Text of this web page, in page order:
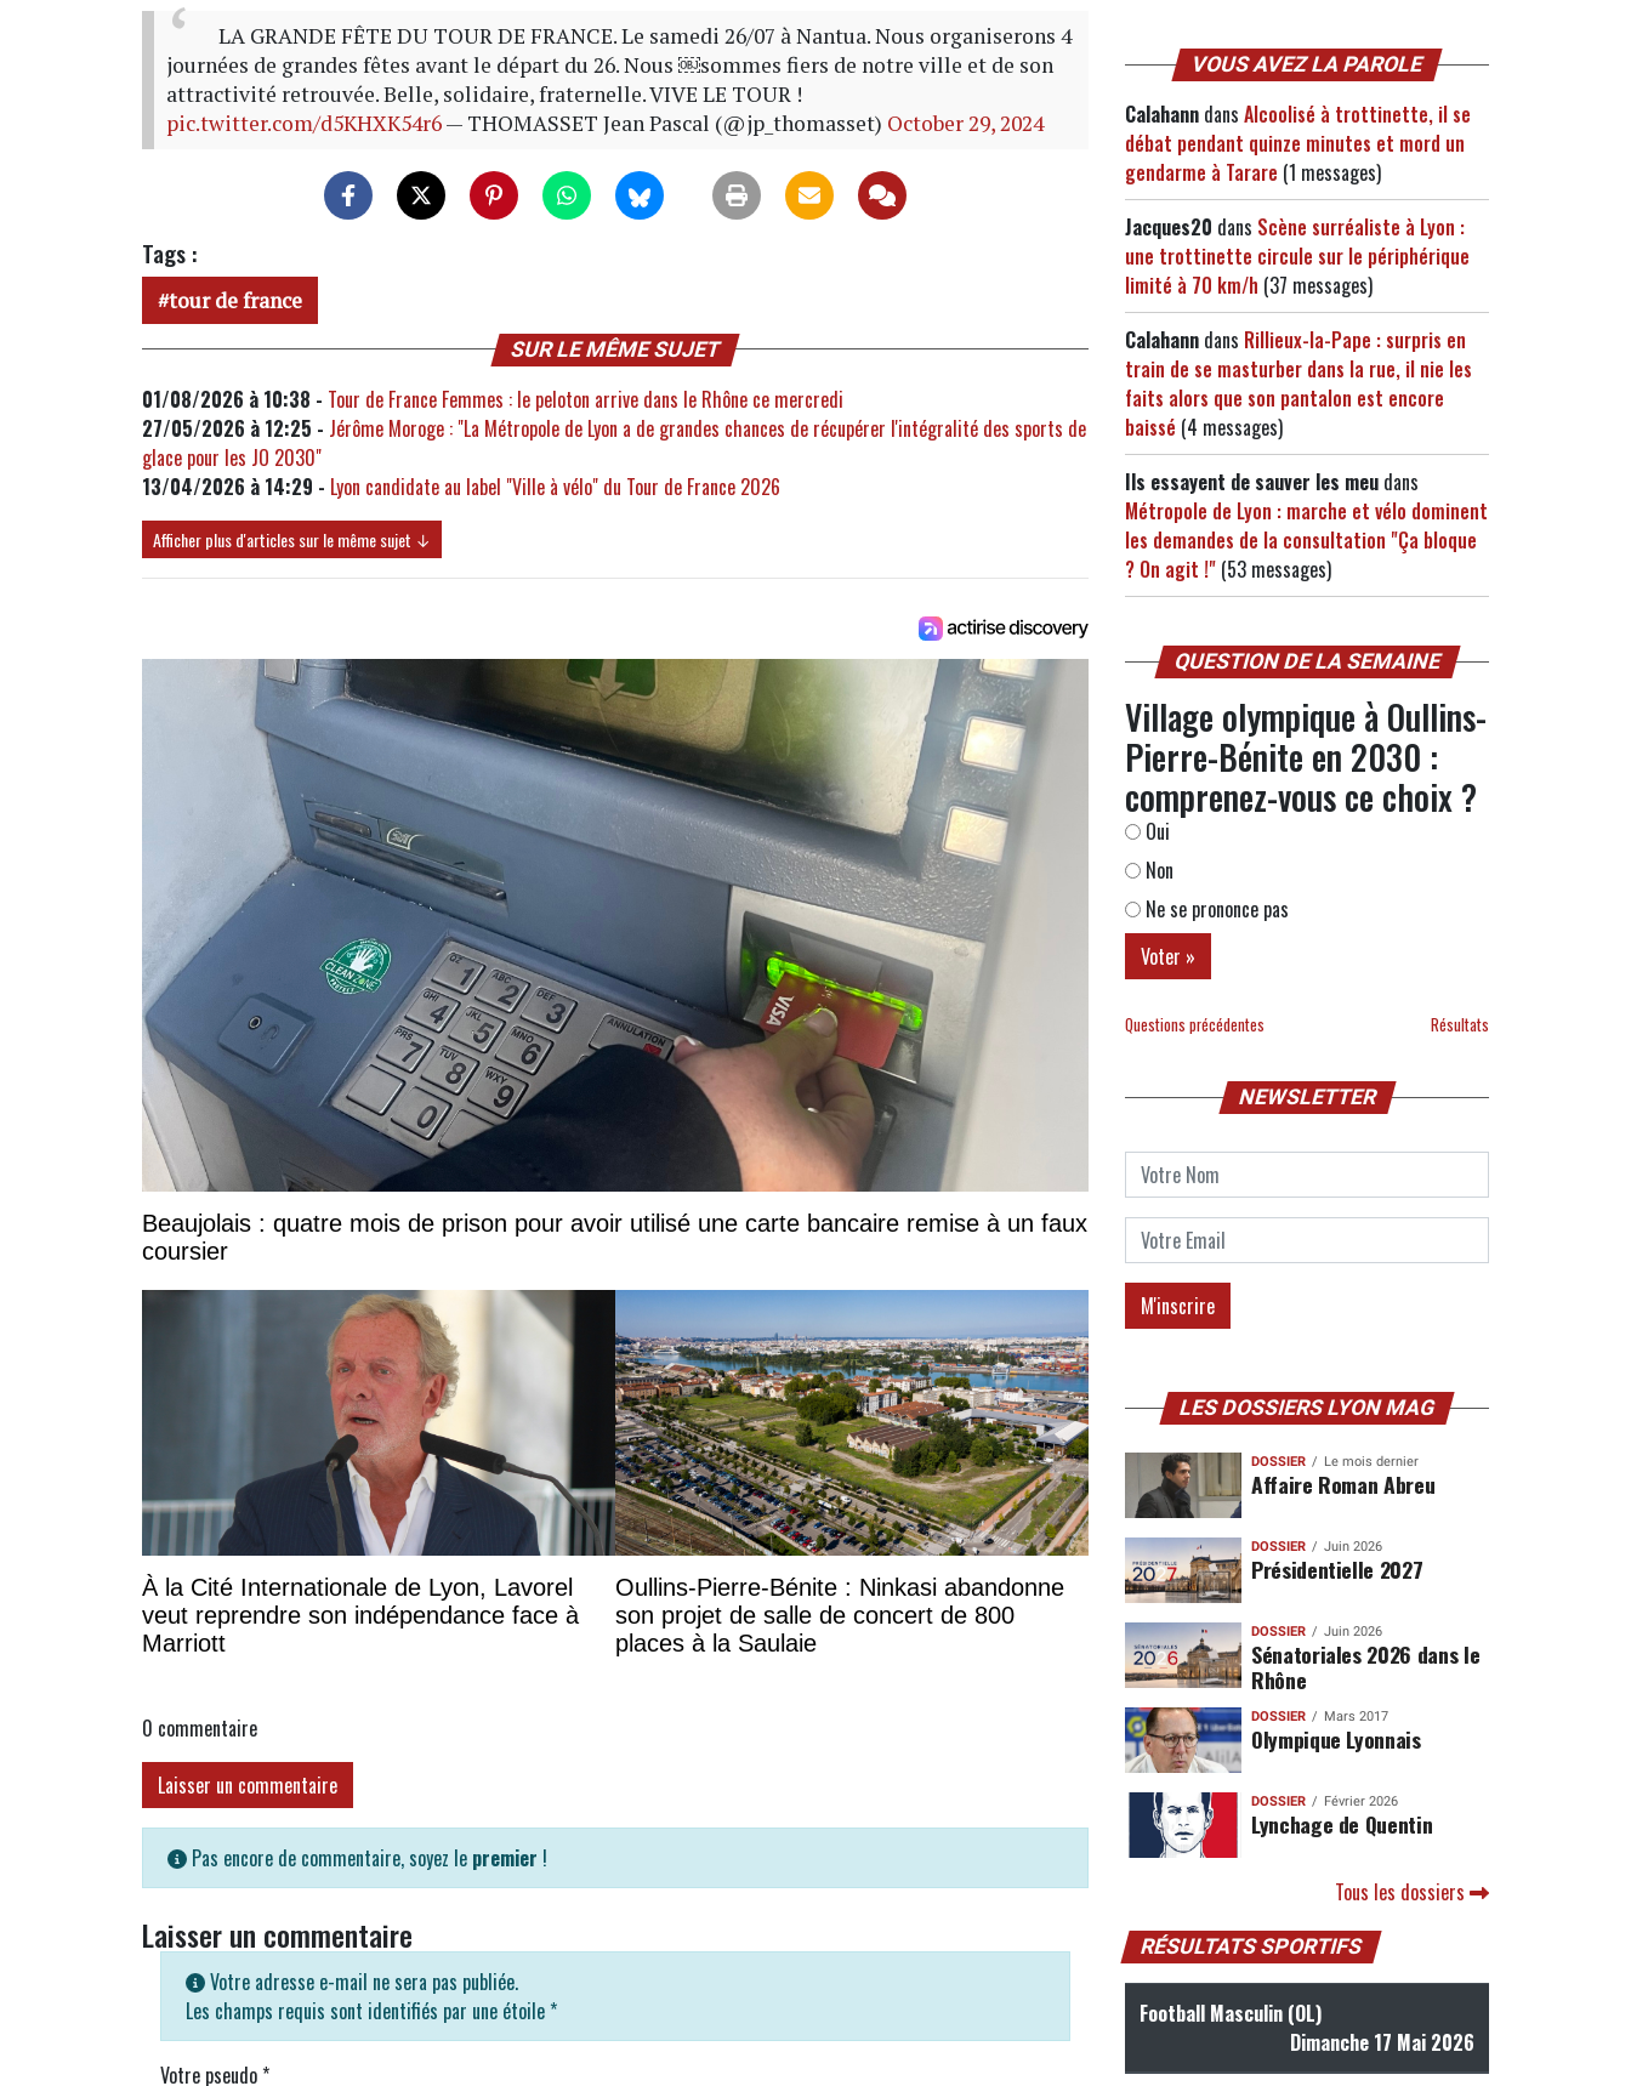
LA GRANDE FÊTE DU TOUR DE FRANCE. Le samedi 26/07 à Nantua. Nous organiserons 4
journées de grandes fêtes avant le départ du 26. Nous ￼sommes fiers de notre ville et de son
attractivité retrouvée. Belle, solidaire, fraternelle. VIVE LE TOUR !
pic.twitter.com/d5KHXK54r6— THOMASSET Jean Pascal (@jp_thomasset) October 29, 2024
Tags :
tour de france
SUR LE MÊME SUJET
01/08/2026 à 10:38 - Tour de France Femmes : le peloton arrive dans le Rhône ce mercredi
27/05/2026 à 12:25 - Jérôme Moroge : "La Métropole de Lyon a de grandes chances de récupérer l'intégralité des sports de
glace pour les JO 2030"
13/04/2026 à 14:29 - Lyon candidate au label "Ville à vélo" du Tour de France 2026
Afficher plus d'articles sur le même sujet ↓
Beaujolais : quatre mois de prison pour avoir utilisé une carte bancaire remise à un faux
coursier
À la Cité Internationale de Lyon, Lavorel
veut reprendre son indépendance face à
Marriott
Oullins-Pierre-Bénite : Ninkasi abandonne
son projet de salle de concert de 800
places à la Saulaie
0 commentaire
Laisser un commentaire
Pas encore de commentaire, soyez le premier !
Laisser un commentaire
Votre adresse e-mail ne sera pas publiée.
Les champs requis sont identifiés par une étoile *
Votre pseudo*
VOUS AVEZ LA PAROLE
Calahann dans Alcoolisé à trottinette, il se
débat pendant quinze minutes et mord un
gendarme à Tarare (1 messages)
Jacques20 dans Scène surréaliste à Lyon :
une trottinette circule sur le périphérique
limité à 70 km/h (37 messages)
Calahann dans Rillieux-la-Pape : surpris en
train de se masturber dans la rue, il nie les
faits alors que son pantalon est encore
baissé (4 messages)
Ils essayent de sauver les meu dans
Métropole de Lyon : marche et vélo dominent
les demandes de la consultation "Ça bloque
? On agit !" (53 messages)
QUESTION DE LA SEMAINE
Village olympique à Oullins-
Pierre-Bénite en 2030 :
comprenez-vous ce choix ?
Oui
Non
Ne se prononce pas
Questions précédentes Résultats
NEWSLETTER
LES DOSSIERS LYON MAG
DOSSIER Le mois dernier
Affaire Roman Abreu
DOSSIER Juin 2026
Présidentielle 2027
DOSSIER Juin 2026
Sénatoriales 2026 dans le
Rhône
DOSSIER Mars 2017
Olympique Lyonnais
DOSSIER Février 2026
Lynchage de Quentin
Tous les dossiers
RÉSULTATS SPORTIFS
Football Masculin (OL)
Dimanche 17 Mai 2026